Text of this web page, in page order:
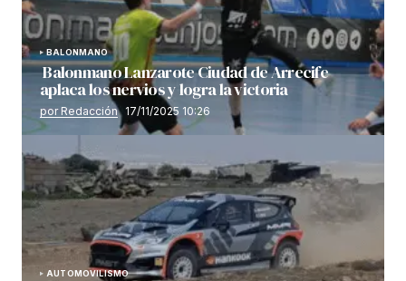
BALONMANO
Balonmano Lanzarote Ciudad de Arrecife
aplaca los nervios y logra la victoria
por Redacción 17/11/2025 10:26
AUTOMOVILISMO